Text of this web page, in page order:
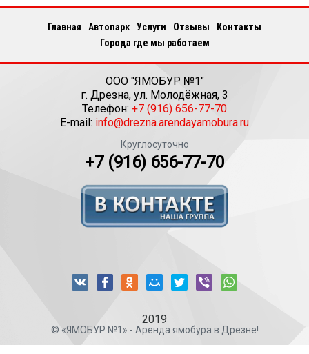
Главная Автопарк Услуги Отзывы
Контакты
Города где мы работаем
ООО "ЯМОБУР №1"
г. Дрезна, ул. Молодёжная, 3
Телефон: +7 (916) 656-77-70
E-mail: info@drezna.arendayamobura.ru
Круглосуточно
+7 (916) 656-77-70
2019
© «ЯМОБУР №1» - Аренда ямобура в Дрезне!